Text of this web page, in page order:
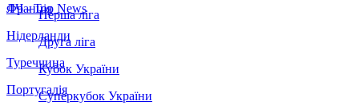
Франція
Нідерланди
Туреччина
Португалія
ЛЧ - Top News
Перша ліга
Друга ліга
Кубок України
Суперкубок України